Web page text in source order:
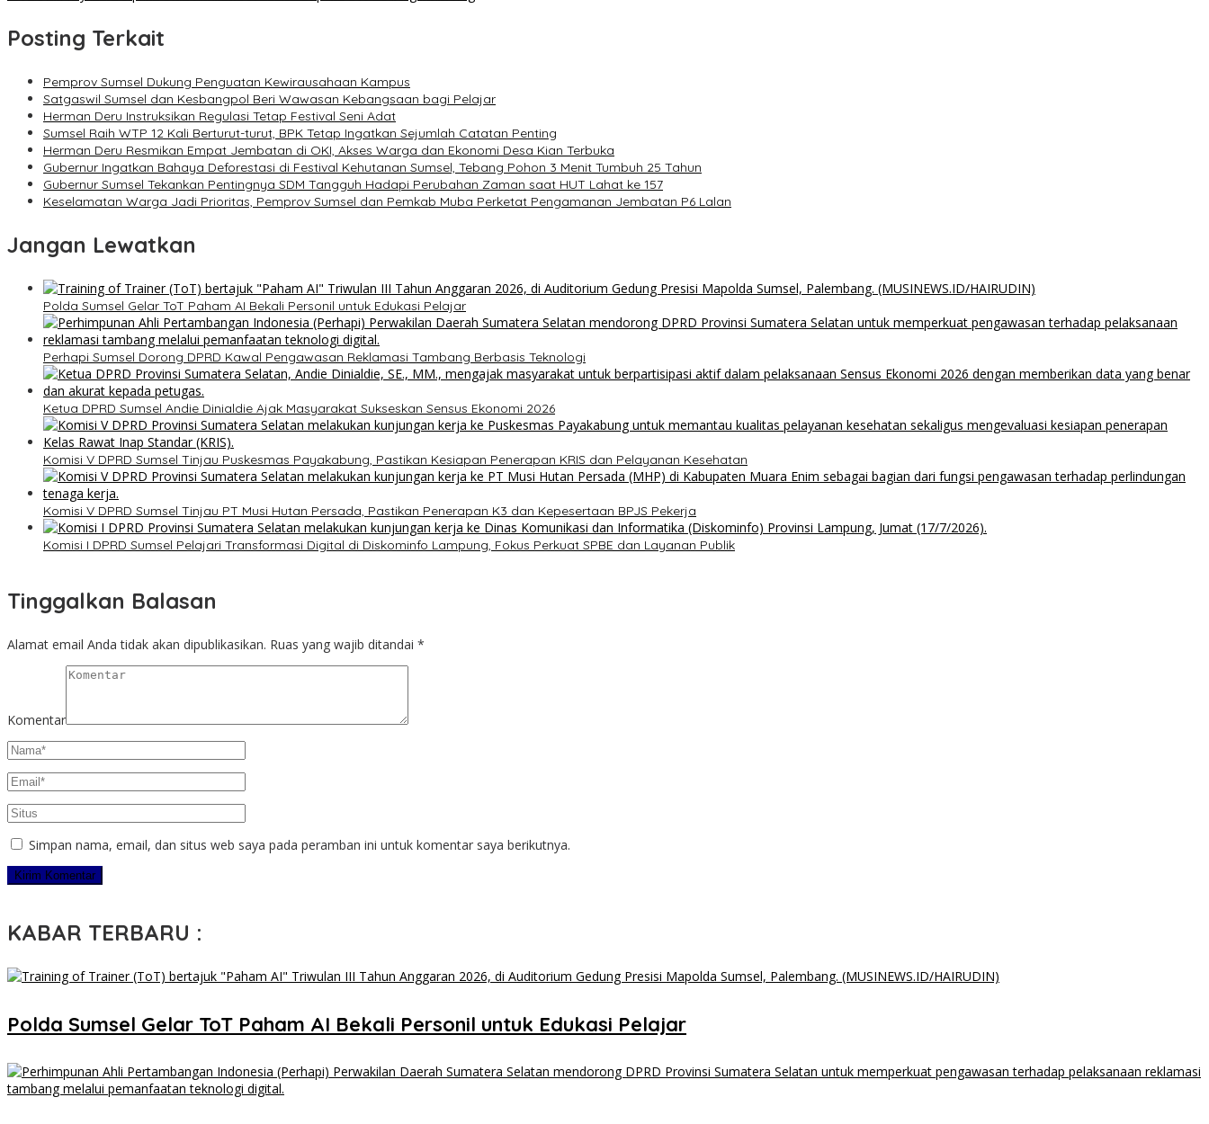
Posting Terkait
Pemprov Sumsel Dukung Penguatan Kewirausahaan Kampus
Satgaswil Sumsel dan Kesbangpol Beri Wawasan Kebangsaan bagi Pelajar
Herman Deru Instruksikan Regulasi Tetap Festival Seni Adat
Sumsel Raih WTP 12 Kali Berturut-turut, BPK Tetap Ingatkan Sejumlah Catatan Penting
Herman Deru Resmikan Empat Jembatan di OKI, Akses Warga dan Ekonomi Desa Kian Terbuka
Gubernur Ingatkan Bahaya Deforestasi di Festival Kehutanan Sumsel, Tebang Pohon 3 Menit Tumbuh 25 Tahun
Gubernur Sumsel Tekankan Pentingnya SDM Tangguh Hadapi Perubahan Zaman saat HUT Lahat ke 157
Keselamatan Warga Jadi Prioritas, Pemprov Sumsel dan Pemkab Muba Perketat Pengamanan Jembatan P6 Lalan
Jangan Lewatkan
Polda Sumsel Gelar ToT Paham AI Bekali Personil untuk Edukasi Pelajar
Perhapi Sumsel Dorong DPRD Kawal Pengawasan Reklamasi Tambang Berbasis Teknologi
Ketua DPRD Sumsel Andie Dinialdie Ajak Masyarakat Sukseskan Sensus Ekonomi 2026
Komisi V DPRD Sumsel Tinjau Puskesmas Payakabung, Pastikan Kesiapan Penerapan KRIS dan Pelayanan Kesehatan
Komisi V DPRD Sumsel Tinjau PT Musi Hutan Persada, Pastikan Penerapan K3 dan Kepesertaan BPJS Pekerja
Komisi I DPRD Sumsel Pelajari Transformasi Digital di Diskominfo Lampung, Fokus Perkuat SPBE dan Layanan Publik
Tinggalkan Balasan
Alamat email Anda tidak akan dipublikasikan. Ruas yang wajib ditandai *
Komentar
Simpan nama, email, dan situs web saya pada peramban ini untuk komentar saya berikutnya.
KABAR TERBARU :
Polda Sumsel Gelar ToT Paham AI Bekali Personil untuk Edukasi Pelajar